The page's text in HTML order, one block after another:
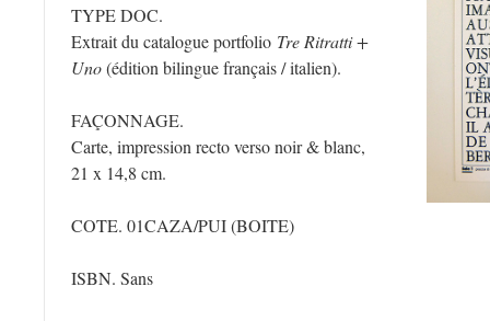
TYPE DOC.
Extrait du catalogue portfolio Tre Ritratti +
Uno(édition bilingue français / italien).
FAÇONNAGE.
Carte, impression recto verso noir & blanc,
21 x 14,8 cm.
COTE. 01CAZA/PUI(BOITE)
ISBN. Sans